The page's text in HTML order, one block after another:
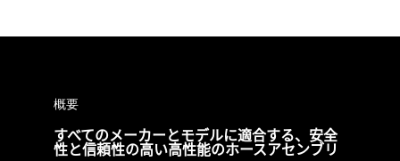
概要
すべてのメーカーとモデルに適合する、安全
性と信頼性の高い高性能のホースアセンブリ